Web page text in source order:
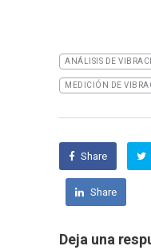
ANÁLISIS DE
MEDICIÓN DE
Share
Share
Deja una